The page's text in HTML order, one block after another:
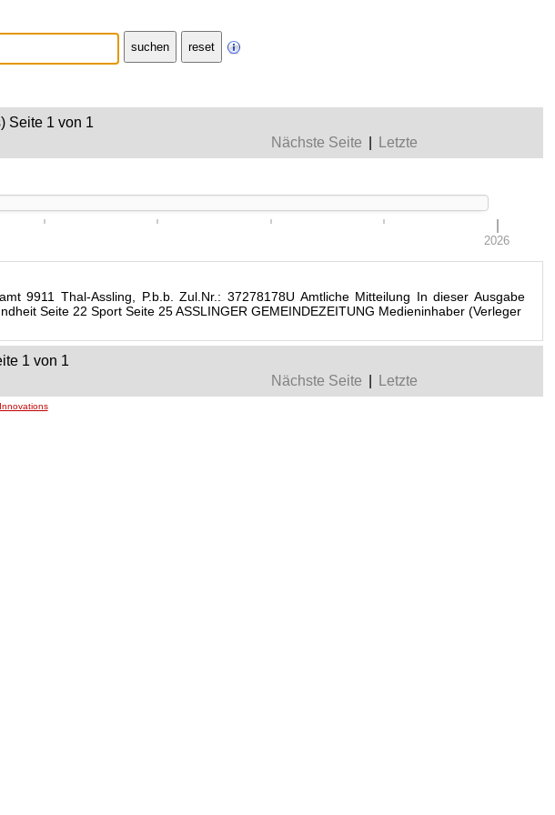
Seite 1 von 1
Nächste Seite Letzte
2026
9911 Thal-Assling, P.b.b. Zul.Nr.: 37278178U Amtliche Mitteilung In dieser Ausgabe
Seite 22 Sport Seite 25 ASSLINGER GEMEINDEZEITUNG Medieninhaber (Verleger
1 von 1
Nächste Seite Letzte